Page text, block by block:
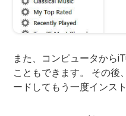
また、コンピュータから
こともできます。 その後
ードしてもう一度インス